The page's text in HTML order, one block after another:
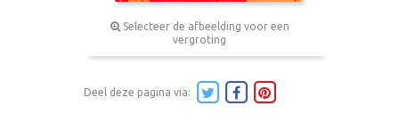
Selecteer de afbeelding voor een
vergroting
Deel deze pagina via: